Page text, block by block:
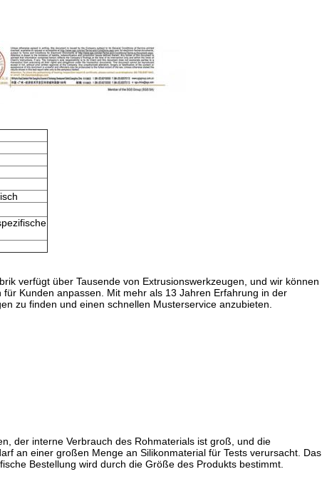
verfügt über Tausende von Extrusionswerkzeugen, und wir können
Kunden anpassen. Mit mehr als 13 Jahren Erfahrung in der
zu finden und einen schnellen Musterservice anzubieten.
der interne Verbrauch des Rohmaterials ist groß, und die
an einer großen Menge an Silikonmaterial für Tests verursacht. Das
Bestellung wird durch die Größe des Produkts bestimmt.